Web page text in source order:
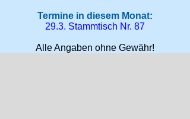
Termine in diesem Monat:
29.3. Stammtisch Nr. 87
Alle Angaben ohne Gewähr!